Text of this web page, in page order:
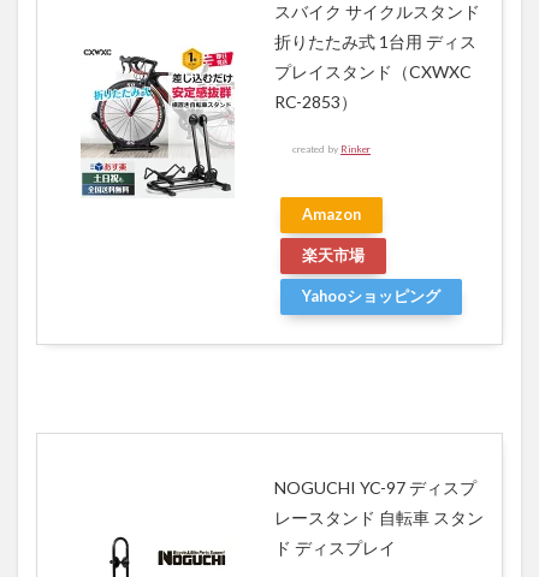
まと
スバイク サイクルスタンド
折りたたみ式 1台用 ディス
プレイスタンド（CXWXC
RC-2853）
created by Rinker
Amazon
楽天市場
Yahooショッピング
NOGUCHI YC-97 ディスプ
レースタンド 自転車 スタン
ド ディスプレイ